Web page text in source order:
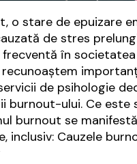
o stare de epuizare
de stres
în
recunoaștem
de psihologie
burnout-ului. Ce este
burnout se
inclusiv: Cauzele